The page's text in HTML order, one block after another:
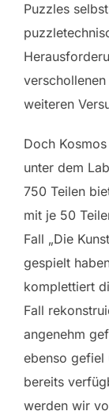
Puzzles
weiteren
Doch
unter dem
750 Teilen
mit je 50
Fall „Die
gespielt
komplettiert
Fall
angenehm
ebenso gefiel
bereits
werden wir